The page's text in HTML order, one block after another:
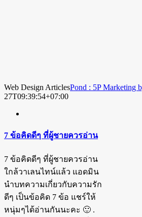
Web Design ArticlesPond : 5P Marketing
27T09:39:54+07:00
7 ข้อคิดดีๆ ที่ผู้ชายควรอ่าน
7 ข้อคิดดีๆ ที่ผู้ชายควรอ่าน
ใกล้วาเลนไทน์แล้ว แอดมิน
นำบทความเกี่ยวกับความรัก
ดีๆ เป็นข้อคิด 7 ข้อ แชร์ให้
หนุ่มๆได้อ่านกันนะคะ 🙂 .